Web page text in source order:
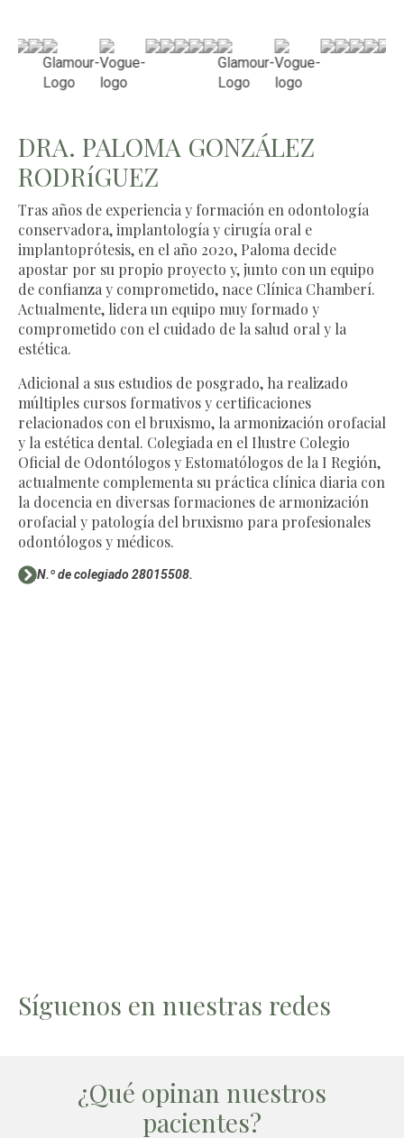
DRA. PALOMA GONZÁLEZ
RODRíGUEZ
Tras años de experiencia y formación en odontología
conservadora, implantología y cirugía oral e
implantoprótesis, en el año 2020, Paloma decide
apostar por su propio proyecto y, junto con un equipo
de confianza y comprometido, nace Clínica Chamberí.
Actualmente, lidera un equipo muy formado y
comprometido con el cuidado de la salud oral y la
estética.
Adicional a sus estudios de posgrado, ha realizado
múltiples cursos formativos y certificaciones
relacionados con el bruxismo, la armonización orofacial
y la estética dental. Colegiada en el Ilustre Colegio
Oficial de Odontólogos y Estomatólogos de la I Región,
actualmente complementa su práctica clínica diaria con
la docencia en diversas formaciones de armonización
orofacial y patología del bruxismo para profesionales
odontólogos y médicos.
N.º de colegiado 28015508.
Síguenos en nuestras redes
¿Qué opinan nuestros
pacientes?